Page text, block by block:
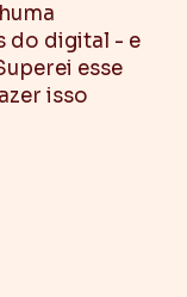
do digital - e
esse
isso